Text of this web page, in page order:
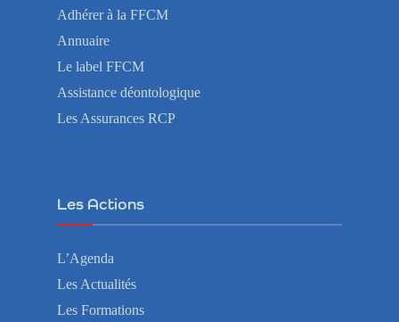
Adhérer à la FFCM
Annuaire
Le label FFCM
Assistance déontologique
Les Assurances RCP
Les Actions
L’Agenda
Les Actualités
Les Formations